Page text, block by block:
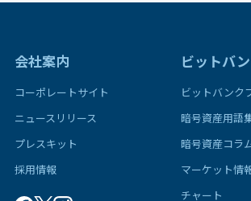
会社案内
コーポレートサイト
ニュースリリース
プレスキット
採用情報
ビットバ
ビットバンク
暗号資産用語
暗号資産コラ
マーケット情
チャート